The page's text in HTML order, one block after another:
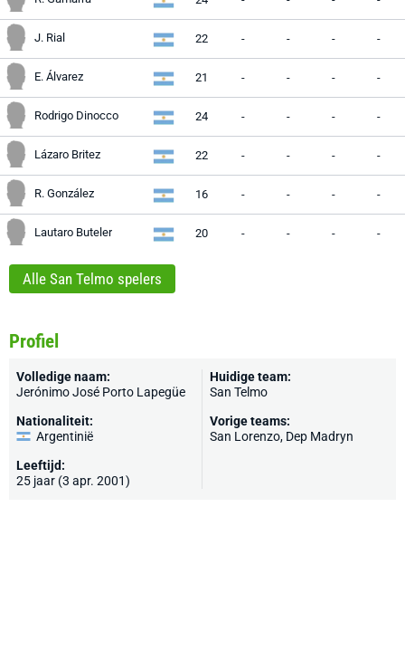
J. Rial 22 - - - -
E. Álvarez 21 - - - -
Rodrigo Dinocco 24 - - - -
Lázaro Britez 22 - - - -
R. González 16 - - - -
Lautaro Buteler 20 - - - -
Alle San Telmo spelers
Profiel
Volledige naam:
Jerónimo José Porto Lapegüe
Nationaliteit:
Argentinië
Leeftijd:
25 jaar (3 apr. 2001)
Huidige team:
San Telmo
Vorige teams:
San Lorenzo, Dep Madryn